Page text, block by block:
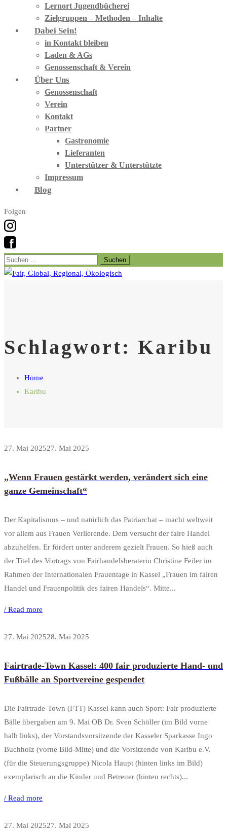
Lernort Jugendbücherei
Zielgruppen – Methoden – Inhalte
Dabei Sein!
in Kontakt bleiben
Laden & AGs
Genossenschaft & Verein
Über Uns
Genossenschaft
Verein
Kontakt
Partner
Gastronomie
Lieferanten
Unterstützer & Unterstützte
Impressum
Blog
Folgen
Suchen
nach:
Schlagwort: Karibu
Home
Karibu
27. Mai 202527. Mai 2025
„Wenn Frauen gestärkt werden, verändert sich eine
ganze Gemeinschaft“
Der Kapitalismus – und natürlich das Patriarchat – macht weltweit
vor allem aus Frauen Verlierende. Dem versucht der faire Handel
abzuhelfen. Er fördert unter anderem gezielt Frauen. So hieß auch
der Titel des Vortrags von Fairhandelsberaterin Christine Feiler im
Rahmen der Internationalen Frauentage in Kassel „Frauen im fairen
Handel und Frauenpolitik des fairen Handels“. Mitte...
/ Read more
27. Mai 202528. Mai 2025
Fairtrade-Town Kassel: 400 fair produzierte Hand- und
Fußbälle an Sportvereine gespendet
Die Fairtrade-Town (FTT) Kassel kann auch Sport: Fair produzierte
Bälle übergaben am 9. Mai OB Dr. Sven Schöller (im Bild vorne
halb links), der Vorstandsvorsitzende der Kasseler Sparkasse Ingo
Buchholz (vorne Bild-Mitte) und die Vorsitzende von Karibu e.V.
(für die Steuerungsgruppe) Nicola Haupt (hinten links im Bild)
exemplarisch an die Kinder und Betreuer (hinten rechts)...
/ Read more
27. Mai 202527. Mai 2025